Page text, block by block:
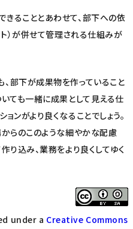
ることとあわせて、部下への依
ト）が併せて管理される仕組みが
部下が成果物を作っていること
ても一緒に成果として見える仕
ンがより良くなることでしょう。
らのこのような細やかな配慮
り込み、業務をより良くしてゆく
under a Creative Commons